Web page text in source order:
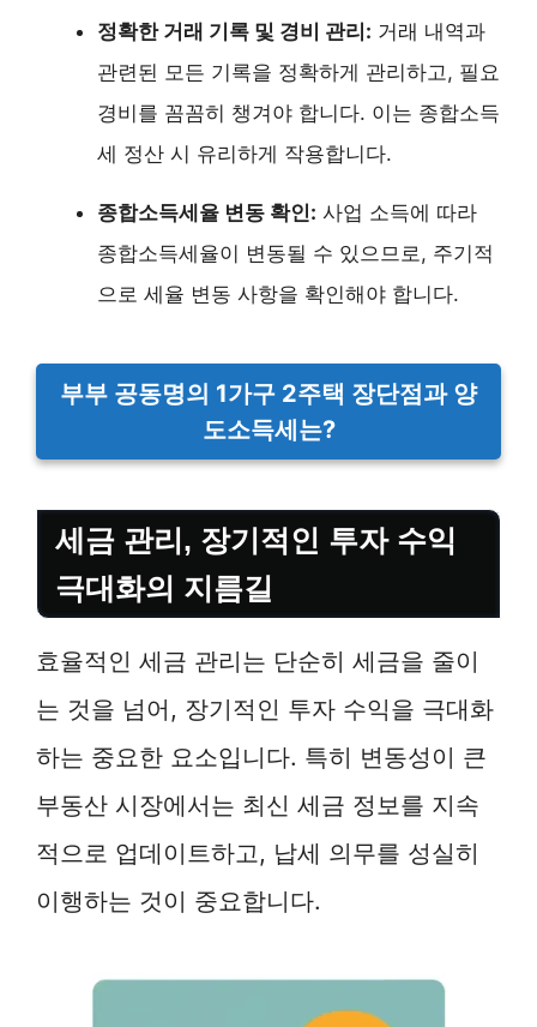
정확한 거래 기록 및 경비 관리: 거래 내역과
관련된 모든 기록을 정확하게 관리하고, 필요
경비를 꼼꼼히 챙겨야 합니다. 이는 종합소득
세 정산 시 유리하게 작용합니다.
종합소득세율 변동 확인: 사업 소득에 따라
종합소득세율이 변동될 수 있으므로, 주기적
으로 세율 변동 사항을 확인해야 합니다.
부부 공동명의 1가구 2주택 장단점과 양
도소득세는?
세금 관리, 장기적인 투자 수익
극대화의 지름길
효율적인 세금 관리는 단순히 세금을 줄이
는 것을 넘어, 장기적인 투자 수익을 극대화
하는 중요한 요소입니다. 특히 변동성이 큰
부동산 시장에서는 최신 세금 정보를 지속
적으로 업데이트하고, 납세 의무를 성실히
이행하는 것이 중요합니다.